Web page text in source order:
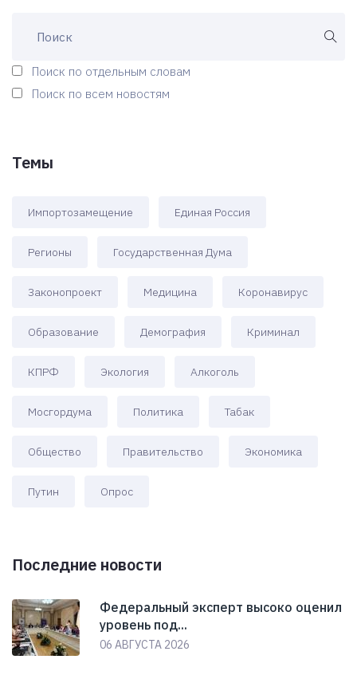
Поиск по отдельным словам
Поиск по всем новостям
Темы
Импортозамещение Единая Россия
Регионы Государственная Дума
Законопроект Медицина Коронавирус
Образование Демография Криминал
КПРФ Экология Алкоголь
Мосгордума Политика Табак
Общество Правительство Экономика
Путин Опрос
Последние новости
Федеральный эксперт высоко оценил
уровень под...
06 АВГУСТА 2026